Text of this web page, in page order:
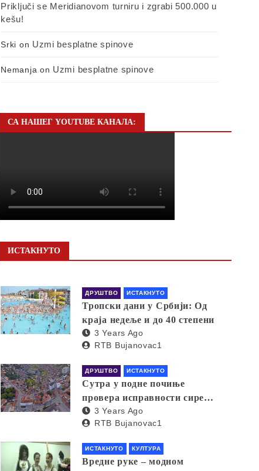
Priključi se Meridianovom turniru i zgrabi 500.000 u
kešu!
Srki on Uzmi besplatne spinove
Nemanja on Uzmi besplatne spinove
СА НАШЕГ YOUTUBE КАНАЛА:
ИСТАКНУТО
ДРУШТВО ИСТАКНУТО
Тропски дани у Србији: Од
краја недеље и до 40 степени
3 Years Ago
RTB Bujanovac1
ДРУШТВО ИСТАКНУТО
Сутра у подне почиње
провера исправности сирена
за узбуњивање
3 Years Ago
RTB Bujanovac1
ИСТАКНУТО КУЛТУРА
Вредне руке – модном